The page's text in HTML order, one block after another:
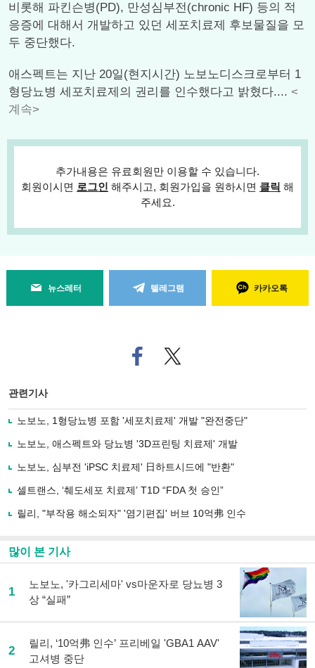
비롯해 파킨슨병(PD), 만성심부전(chronic HF) 등의 적
응증에 대해서 개발하고 있던 세포치료제 후보물질을 모
두 중단했다.
애스펙트는 지난 20일(현지시간) 노보노디스크로부터 1
형당뇨병 세포치료제의 권리를 인수했다고 밝혔다.... <
계속>
추가내용은 유료회원만 이용할 수 있습니다.
회원이시면 로그인 해주시고, 회원가입을 원하시면 클릭 해
주세요.
뉴스레터 텔레그램 카카오톡
페
이
로
기
사
유
기
트위
터로
관련기사
노보노, 1형당뇨병 포함 '세포치료제' 개발 "완전중단"
노보노, 애스펙트와 당뇨병 '3D프린팅 치료제' 개발
노보노, 심부전 'iPSC 치료제' 日하트시드에 "반환"
셀트랜스, ‘췌도세포 치료제’ T1D “FDA 첫 승인”
릴리, "부작용 해소되자" '염기편집' 버브 10억弗 인수
많이 본 기사
1
노보노, '카그리세마' vs마운자로 당뇨병 3
상 “실패”
2
릴리, ‘10억弗 인수’ 프리베일 'GBA1 AAV'
고셔병 중단